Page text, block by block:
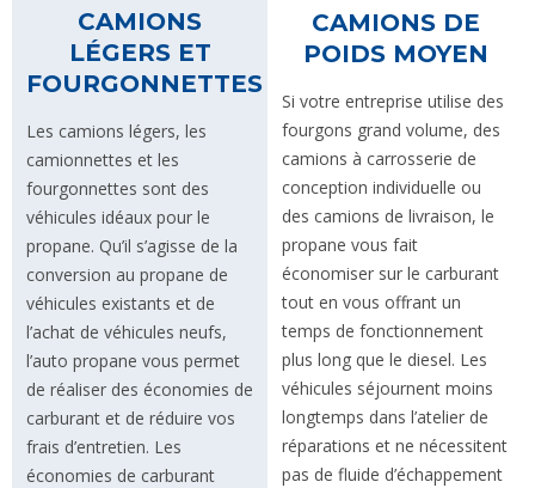
CAMIONS
LÉGERS ET
FOURGONNETTES
Les camions légers, les
camionnettes et les
fourgonnettes sont des
véhicules idéaux pour le
propane. Qu’il s’agisse de la
conversion au propane de
véhicules existants et de
l’achat de véhicules neufs,
l’auto propane vous permet
de réaliser des économies de
carburant et de réduire vos
frais d’entretien. Les
économies de carburant
CAMIONS DE
POIDS MOYEN
Si votre entreprise utilise des
fourgons grand volume, des
camions à carrosserie de
conception individuelle ou
des camions de livraison, le
propane vous fait
économiser sur le carburant
tout en vous offrant un
temps de fonctionnement
plus long que le diesel. Les
véhicules séjournent moins
longtemps dans l’atelier de
réparations et ne nécessitent
pas de fluide d’échappement